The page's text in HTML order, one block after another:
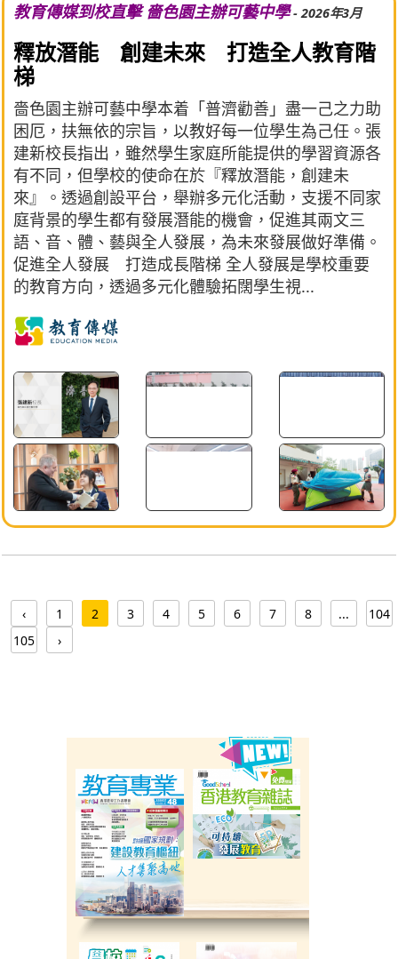
教育傳媒到校直擊 嗇色園主辦可藝中學- 2026年3月
釋放潛能 創建未來 打造全人教育階
梯
嗇色園主辦可藝中學本着「普濟勸善」盡一己之力助
困厄，扶無依的宗旨，以教好每一位學生為己任。張
建新校長指出，雖然學生家庭所能提供的學習資源各
有不同，但學校的使命在於『釋放潛能，創建未
來』。透過創設平台，舉辦多元化活動，支援不同家
庭背景的學生都有發展潛能的機會，促進其兩文三
語、音、體、藝與全人發展，為未來發展做好準備。
促進全人發展 打造成長階梯 全人發展是學校重要
的教育方向，透過多元化體驗拓闊學生視...
‹ 1 2 3 4 5 6 7 8 ...
104
105
›